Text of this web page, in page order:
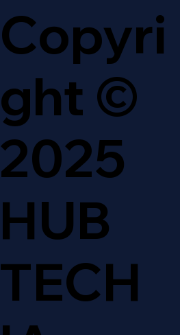
Copyri
ght ©
2025
HUB
TECH